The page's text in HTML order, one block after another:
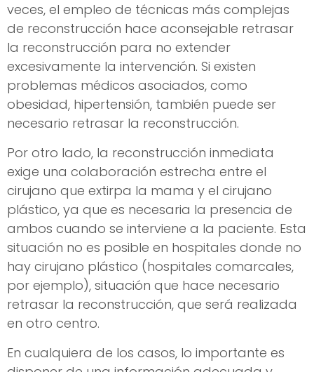
veces, el empleo de técnicas más complejas
de reconstrucción hace aconsejable retrasar
la reconstrucción para no extender
excesivamente la intervención. Si existen
problemas médicos asociados, como
obesidad, hipertensión, también puede ser
necesario retrasar la reconstrucción.
Por otro lado, la reconstrucción inmediata
exige una colaboración estrecha entre el
cirujano que extirpa la mama y el cirujano
plástico, ya que es necesaria la presencia de
ambos cuando se interviene a la paciente. Esta
situación no es posible en hospitales donde no
hay cirujano plástico (hospitales comarcales,
por ejemplo), situación que hace necesario
retrasar la reconstrucción, que será realizada
en otro centro.
En cualquiera de los casos, lo importante es